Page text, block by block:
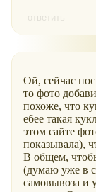
ответить
Ой, сейчас
то фото
похоже, что
ебее такая
этом сайте
показывала),
В общем,
(думаю уже в
самовывоза и